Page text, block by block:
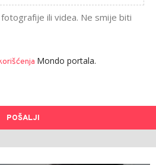
ili videa. Ne smije biti
Mondo portala.
POŠALJI